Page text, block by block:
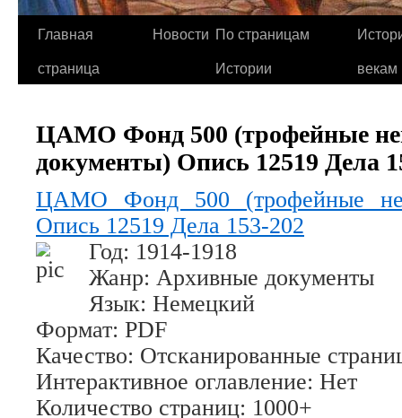
Главная
страница
Новости По страницам
Истории
векам
ЦАМО Фонд 500 (трофейные
документы) Опись 12519 Дела
ЦАМО Фонд 500 (трофейные
Опись 12519 Дела 153-202
Год: 1914-1918
Жанр: Архивные документы
Язык: Немецкий
Формат: PDF
Качество: Отсканированные
Интерактивное оглавление: Нет
Количество страниц: 1000+